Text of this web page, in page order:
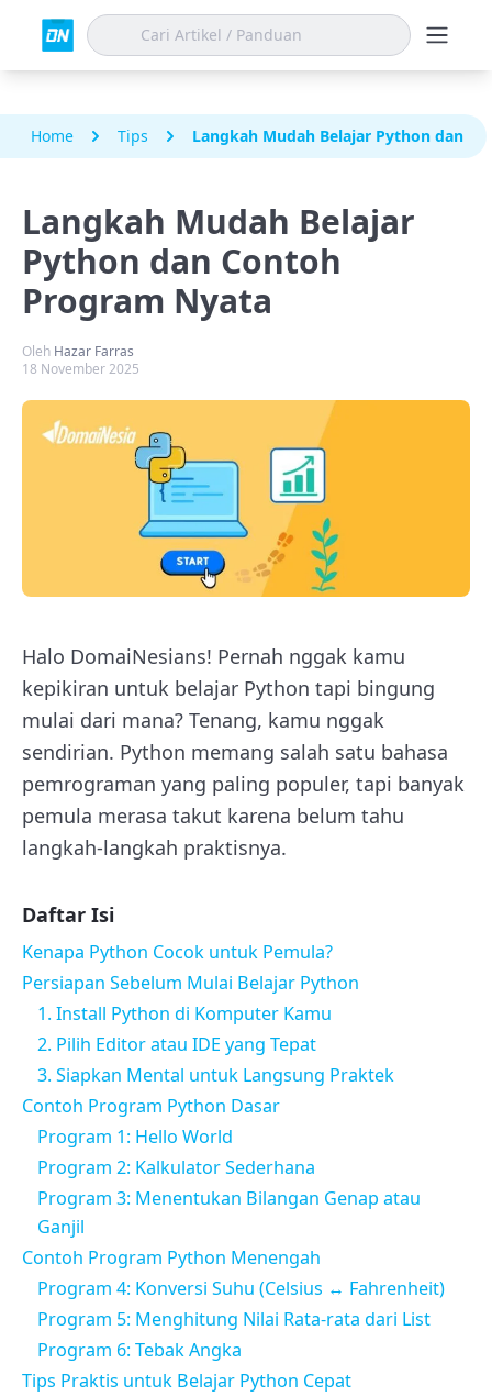
Home Tips Langkah Mudah Belajar Python dan
Langkah Mudah Belajar
Python dan Contoh
Program Nyata
Oleh Hazar Farras
18 November 2025
Halo DomaiNesians! Pernah nggak kamu
kepikiran untuk belajar Python tapi bingung
mulai dari mana? Tenang, kamu nggak
sendirian. Python memang salah satu bahasa
pemrograman yang paling populer, tapi banyak
pemula merasa takut karena belum tahu
langkah-langkah praktisnya.
Daftar Isi
Kenapa Python Cocok untuk Pemula?
Persiapan Sebelum Mulai Belajar Python
1. Install Python di Komputer Kamu
2. Pilih Editor atau IDE yang Tepat
3. Siapkan Mental untuk Langsung Praktek
Contoh Program Python Dasar
Program 1: Hello World
Program 2: Kalkulator Sederhana
Program 3: Menentukan Bilangan Genap atau
Ganjil
Contoh Program Python Menengah
Program 4: Konversi Suhu (Celsius ↔ Fahrenheit)
Program 5: Menghitung Nilai Rata-rata dari List
Program 6: Tebak Angka
Tips Praktis untuk Belajar Python Cepat